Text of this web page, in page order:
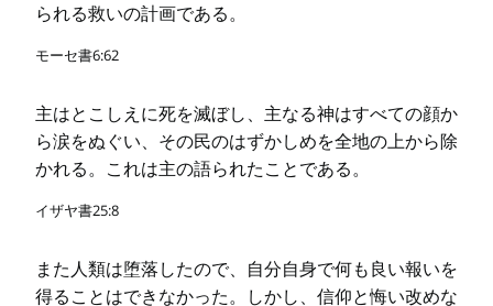
られる救いの計画である。
モーセ書6:62
主はとこしえに死を滅ぼし、主なる神はすべての顔か
ら涙をぬぐい、その民のはずかしめを全地の上から除
かれる。これは主の語られたことである。
イザヤ書25:8
また人類は堕落したので、自分自身で何も良い報いを
得ることはできなかった。しかし、信仰と悔い改めな